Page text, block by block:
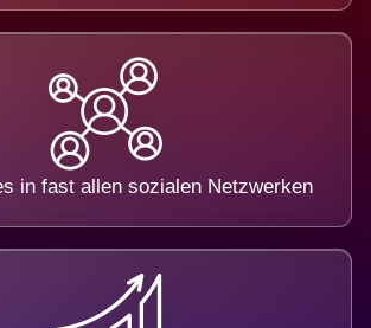
in fast allen sozialen Netzwerken